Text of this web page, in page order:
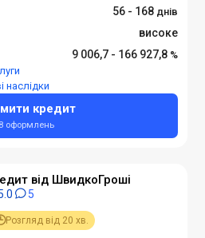
56 - 168
високе
9 006,7 - 166 927,8
кредит
оформлень
від ШвидкоГроші
5
Розгляд від 20 хв.